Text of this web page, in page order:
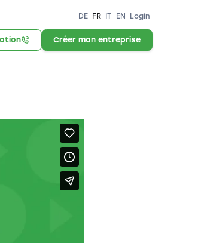
DE FR IT EN Login
Créer mon entreprise